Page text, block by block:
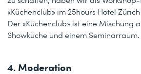
«Küchenclub» im 25hours Hotel
Der «Küchenclub» ist eine Mischung
Showküche und einem Seminarraum.
4. Moderation